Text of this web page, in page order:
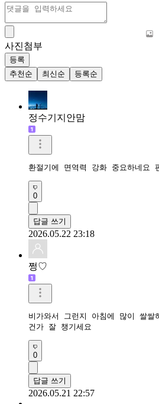
사진첨부
등록
추천순
최신순 등록순
정수기지안맘
환절기에 면역력 강화 중요하네요
0
답글 쓰기
2026.05.22 23:18
쩡♡
비가와서 그런지 아침에 많이 쌀쌀
건가 잘 챙기세요
0
답글 쓰기
2026.05.21 22:57